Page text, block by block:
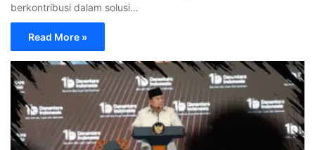
berkontribusi dalam solusi…
Read More »